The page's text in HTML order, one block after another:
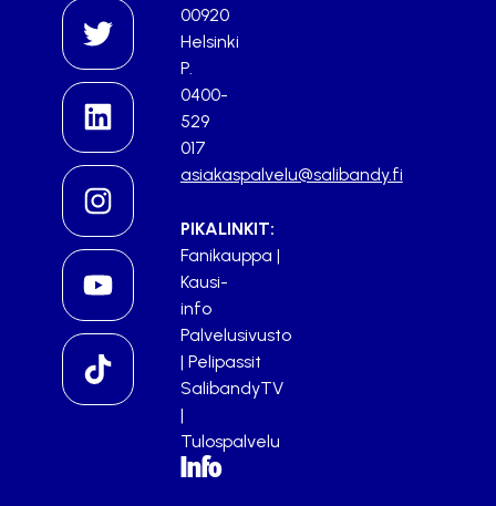
00920
Helsinki
P.
0400-
529
017
asiakaspalvelu@salibandy.fi
PIKALINKIT:
Fanikauppa |
Kausi-
info
Palvelusivusto
| Pelipassit
SalibandyTV
|
Tulospalvelu
Info